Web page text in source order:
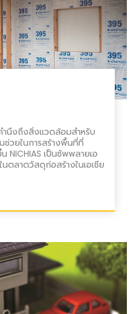
ำนึงถึงสิ่งแวดล้อมสำหรับ
ช่วยในการสร้างพื้นที่ที่
NICHIAS เป็นซัพพลายเอ
ตลาดวัสดุก่อสร้างในเอเชีย